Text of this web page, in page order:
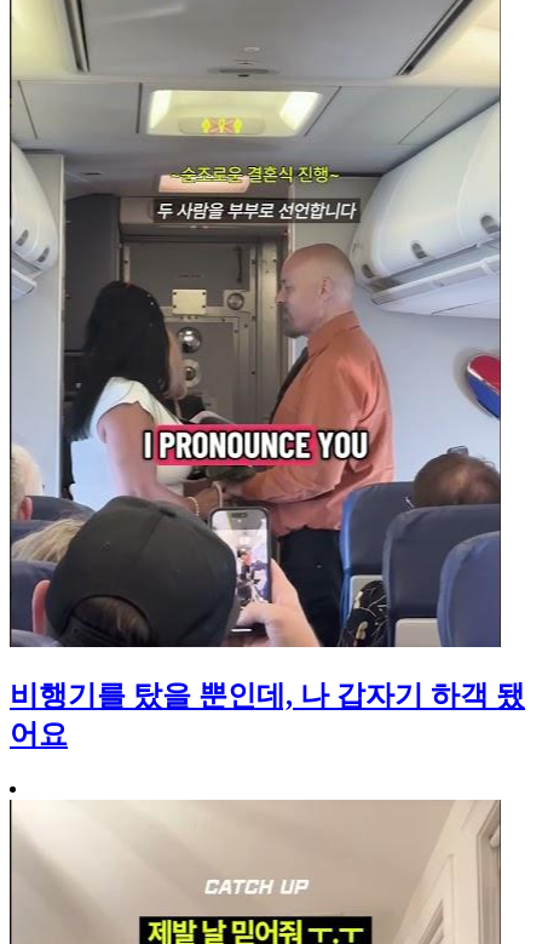
비행기를 탔을 뿐인데, 나 갑자기 하객 됐
어요